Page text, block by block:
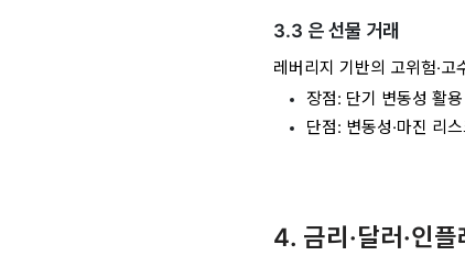
3.3 은 선물 거래
레버리지 기반의 고위험·고
장점: 단기 변동성 활용
단점: 변동성·마진 리
4. 금리·달러·인